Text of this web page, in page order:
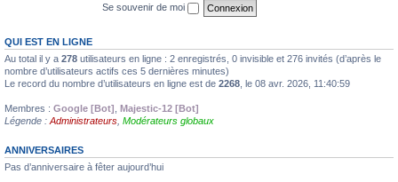
Se souvenir de moi
QUI EST EN LIGNE
Au total il y a 278 utilisateurs en ligne : 2 enregistrés, 0 invisible et 276 invités (d’après le
nombre d’utilisateurs actifs ces 5 dernières minutes)
Le record du nombre d’utilisateurs en ligne est de 2268 , le 08 avr. 2026, 11:40:59
Membres : Google [Bot] Majestic-12 [Bot]
Légende : Administrateurs Modérateurs globaux
ANNIVERSAIRES
Pas d’anniversaire à fêter aujourd’hui